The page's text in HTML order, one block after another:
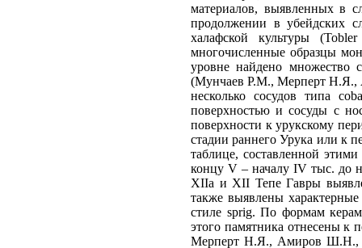
материалов, выявленных в
продолжении в убейдских
халафской культуры
многочисленные образцы
уровне найдено множество
(Мунчаев Р.М., Мерперт Н.Я.,
несколько сосудов типа
поверхностью и сосуды с
поверхности к урукскому
стадии раннего Урука или к
таблице, составленной
концу V – началу IV тыс.
XIIa и XII Тепе Гавры
также выявлены
стиле sprig. По формам
этого памятника отнесены к
Мерперт Н.Я., Амиров Ш.Н.,